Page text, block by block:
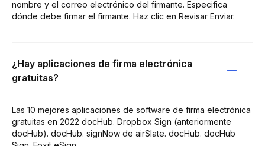
nombre y el correo electrónico del firmante. Especifica
dónde debe firmar el firmante. Haz clic en Revisar Enviar.
¿Hay aplicaciones de firma electrónica
gratuitas?
Las 10 mejores aplicaciones de software de firma electrónica
gratuitas en 2022 docHub. Dropbox Sign (anteriormente
docHub). docHub. signNow de airSlate. docHub. docHub